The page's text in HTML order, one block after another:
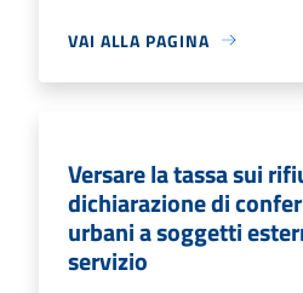
VAI ALLA PAGINA
Versare la tassa sui
dichiarazione di
urbani a soggetti
servizio